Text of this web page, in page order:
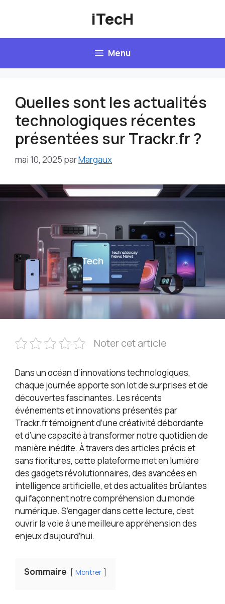
iTecH
Menu
Quelles sont les actualités
technologiques récentes
présentées sur Trackr.fr ?
mai 10, 2025 parMargaux
Noter cet article
Dans un océan d’innovations technologiques,
chaque journée apporte son lot de surprises et de
découvertes fascinantes. Les récents
événements et innovations présentés par
Trackr.fr témoignent d’une créativité débordante
et d’une capacité à transformer notre quotidien de
manière inédite. À travers des articles précis et
sans fioritures, cette plateforme met en lumière
des gadgets révolutionnaires, des avancées en
intelligence artificielle, et des actualités brûlantes
qui façonnent notre compréhension du monde
numérique. S’engager dans cette lecture, c’est
ouvrir la voie à une meilleure appréhension des
enjeux d’aujourd’hui.
Sommaire Montrer